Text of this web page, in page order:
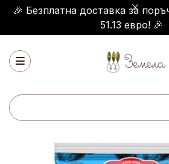
🎉 Безплатна доставка за
51.13 евро! 🎉